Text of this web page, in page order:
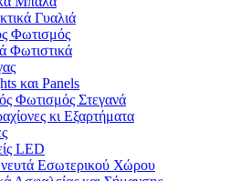
Γυαλιά
Φωτισμός
Φωτιστικά
και Panels
Φωτισμός Στεγανά
κι Εξαρτήματα
LED
Εσωτερικού Χώρου